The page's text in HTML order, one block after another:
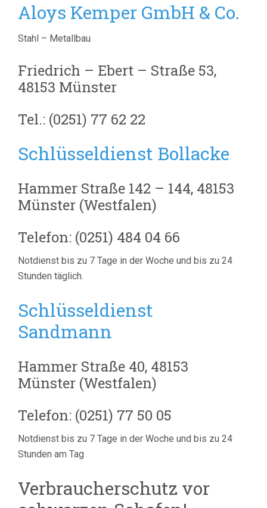
Aloys Kemper GmbH & Co.
Stahl – Metallbau
Friedrich – Ebert – Straße 53,
48153 Münster
Tel.: (0251) 77 62 22
Schlüsseldienst Bollacke
Hammer Straße 142 – 144, 48153
Münster (Westfalen)
Telefon: (0251) 484 04 66
Notdienst bis zu 7 Tage in der Woche und bis zu 24
Stunden täglich.
Schlüsseldienst
Sandmann
Hammer Straße 40, 48153
Münster (Westfalen)
Telefon: (0251) 77 50 05
Notdienst bis zu 7 Tage in der Woche und bis zu 24
Stunden am Tag
Verbraucherschutz vor